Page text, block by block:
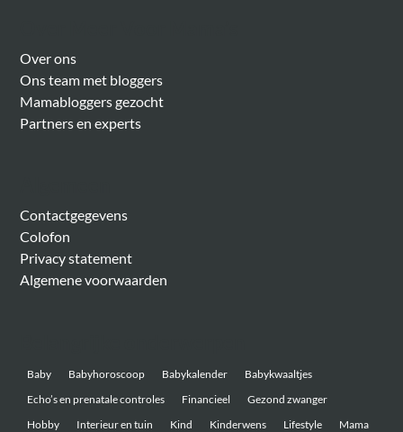
Over ons
Ons team met bloggers
Mamabloggers gezocht
Partners en experts
Contactgegevens
Colofon
Privacy statement
Algemene voorwaarden
Baby Babyhoroscoop Babykalender
Babykwaaltjes
Echo’s en prenatale controles
Financieel
Gezond zwanger
Hobby
Interieur en tuin Kind Kinderwens Lifestyle
Mama